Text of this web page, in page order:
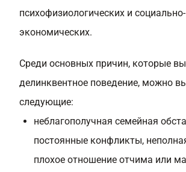
психофизиологических и социально-
экономических.
Среди основных причин, которые
делинквентное поведение, можно
следующие:
неблагополучная семейная
постоянные конфликты,
плохое отношение отчима или